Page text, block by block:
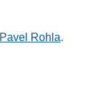
Pavel Rohla.